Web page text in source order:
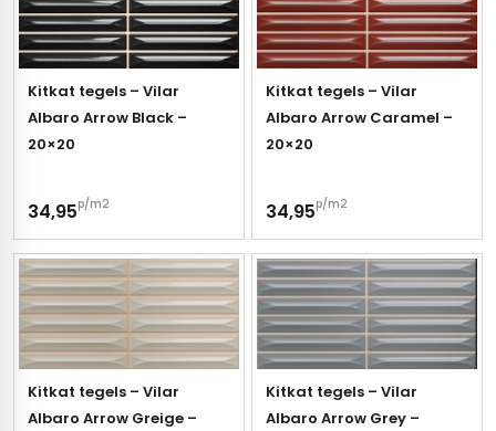
Kitkat tegels – Vilar
Albaro Arrow Black –
20×20
34,95p/m2
Kitkat tegels – Vilar
Albaro Arrow Caramel –
20×20
34,95p/m2
Kitkat tegels – Vilar
Albaro Arrow Greige –
Kitkat tegels – Vilar
Albaro Arrow Grey –